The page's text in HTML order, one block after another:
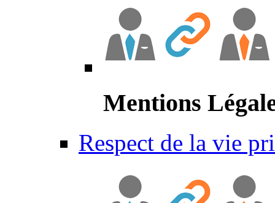
Mentions
Respect de la vie